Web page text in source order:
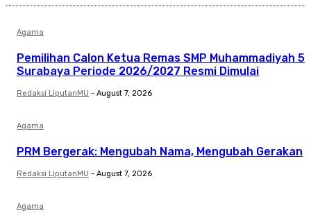
Agama
Pemilihan Calon Ketua Remas SMP Muhammadiyah 5
Surabaya Periode 2026/2027 Resmi Dimulai
Redaksi LiputanMU - August 7, 2026
Agama
PRM Bergerak: Mengubah Nama, Mengubah Gerakan
Redaksi LiputanMU - August 7, 2026
Agama